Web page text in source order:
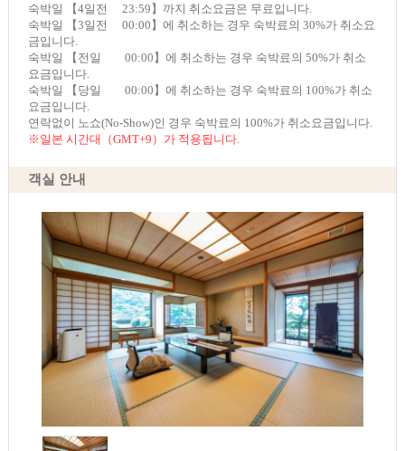
숙박일 【4일전 23:59】까지 취소요금은 무료입니다.
숙박일 【3일전 00:00】에 취소하는 경우 숙박료의 30%가 취소요
금입니다.
숙박일 【전일 00:00】에 취소하는 경우 숙박료의 50%가 취소
요금입니다.
숙박일 【당일 00:00】에 취소하는 경우 숙박료의 100%가 취소
요금입니다.
연락없이 노쇼(No-Show)인 경우 숙박료의 100%가 취소요금입니다.
※일본 시간대（GMT+9）가 적용됩니다.
객실 안내